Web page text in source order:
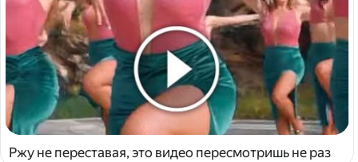
Ржу не переставая, это видео пересмотришь не раз